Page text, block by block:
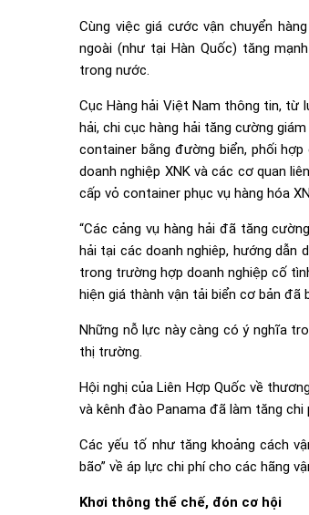
Cùng việc giá cước vận chuyển
ngoài (như tại Hàn Quốc) tăng
trong nước.
Cục Hàng hải Việt Nam thông tin, từ
hải, chi cục hàng hải tăng cường
container bằng đường biển, phối
doanh nghiệp XNK và các cơ quan
cấp vỏ container phục vụ hàng hóa
“Các cảng vụ hàng hải đã tăng
hải tại các doanh nghiêp, hướng dẫn
trong trường hợp doanh nghiệp cố
hiện giá thành vận tải biển cơ bản đã
Những nỗ lực này càng có ý nghĩa
thị trường.
Hội nghị của Liên Hợp Quốc về
và kênh đào Panama đã làm tăng chi
Các yếu tố như tăng khoảng cách
bão” về áp lực chi phí cho các hãng
Khơi thông thể chế, đón cơ hội